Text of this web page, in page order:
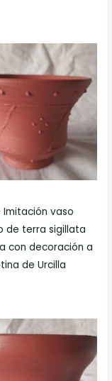
Imitación vaso
de terra sigillata
con decoración a
de Urcilla